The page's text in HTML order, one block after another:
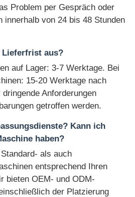
Problem per Gespräch oder
innerhalb von 24 bis 48 Stunden
Lieferfrist aus?
auf Lager: 3-7 Werktage. Bei
15-20 Werktage nach
Anforderungen
getroffen werden.
Kann ich
haben?
als auch
entsprechend Ihren
bieten OEM- und ODM-
der Platzierung